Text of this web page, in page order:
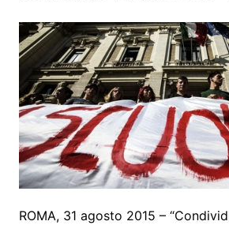
ROMA, 31 agosto 2015 –